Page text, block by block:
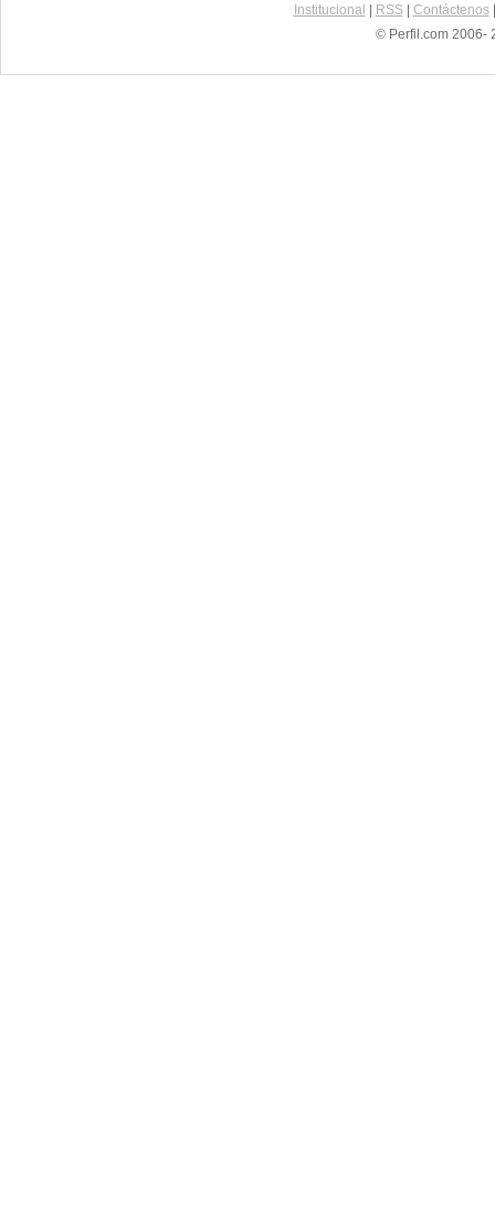
Institucional RSS| Contáctenos
© Perfil.com 2006-